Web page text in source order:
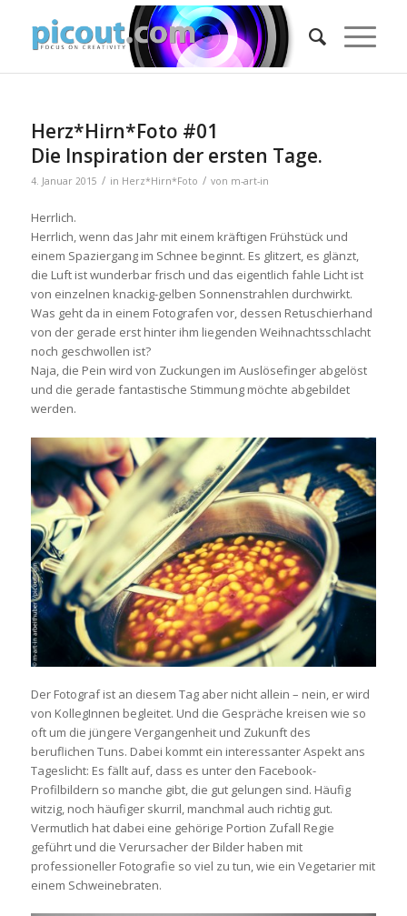
Herz*Hirn*Foto #01
Die Inspiration der ersten Tage.
4. Januar 2015 / in Herz*Hirn*Foto / von m-art-in
Herrlich.
Herrlich, wenn das Jahr mit einem kräftigen Frühstück und
einem Spaziergang im Schnee beginnt. Es glitzert, es glänzt,
die Luft ist wunderbar frisch und das eigentlich fahle Licht ist
von einzelnen knackig-gelben Sonnenstrahlen durchwirkt.
Was geht da in einem Fotografen vor, dessen Retuschierhand
von der gerade erst hinter ihm liegenden Weihnachtsschlacht
noch geschwollen ist?
Naja, die Pein wird von Zuckungen im Auslösefinger abgelöst
und die gerade fantastische Stimmung möchte abgebildet
werden.
Der Fotograf ist an diesem Tag aber nicht allein – nein, er wird
von KollegInnen begleitet. Und die Gespräche kreisen wie so
oft um die jüngere Vergangenheit und Zukunft des
beruflichen Tuns. Dabei kommt ein interessanter Aspekt ans
Tageslicht: Es fällt auf, dass es unter den Facebook-
Profilbildern so manche gibt, die gut gelungen sind. Häufig
witzig, noch häufiger skurril, manchmal auch richtig gut.
Vermutlich hat dabei eine gehörige Portion Zufall Regie
geführt und die Verursacher der Bilder haben mit
professioneller Fotografie so viel zu tun, wie ein Vegetarier mit
einem Schweinebraten.